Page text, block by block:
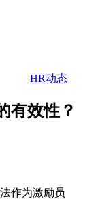
HR动态
有效性？
作为激励员